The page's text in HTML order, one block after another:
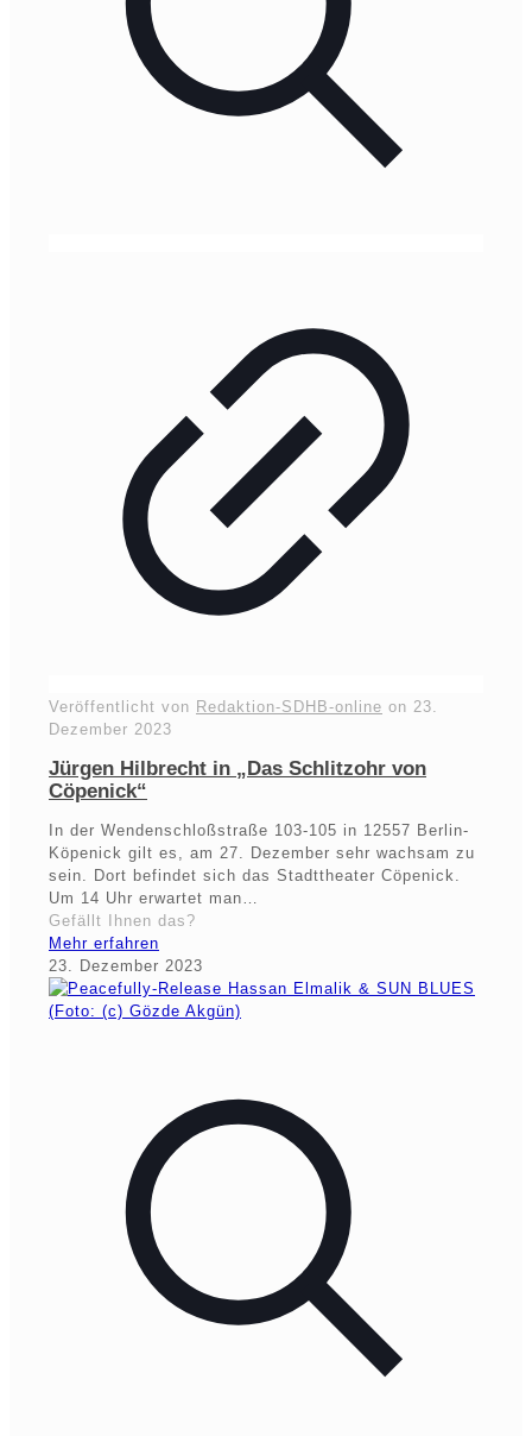
Veröffentlicht von Redaktion-SDHB-online on 23.
Dezember 2023
Jürgen Hilbrecht in „Das Schlitzohr von
Cöpenick“
In der Wendenschloßstraße 103-105 in 12557 Berlin-
Köpenick gilt es, am 27. Dezember sehr wachsam zu
sein. Dort befindet sich das Stadttheater Cöpenick.
Um 14 Uhr erwartet man…
Gefällt Ihnen das?
Mehr erfahren
23. Dezember 2023